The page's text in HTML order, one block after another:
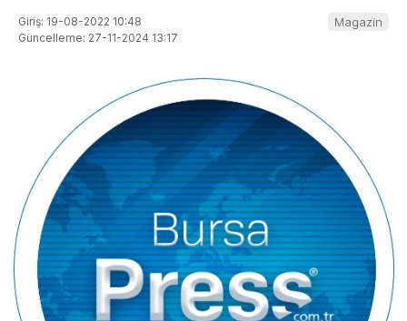
Giriş: 19-08-2022 10:48
Güncelleme: 27-11-2024 13:17
Magazin